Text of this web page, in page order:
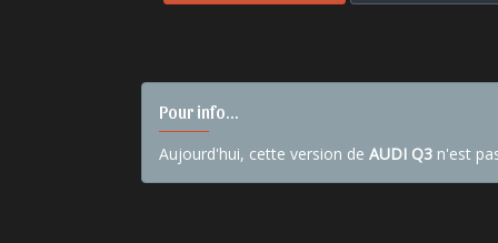
Pour info...
Aujourd'hui, cette version de AUDI Q3 n'est